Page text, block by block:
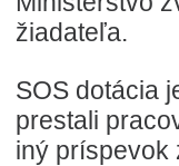
žiadateľa.
SOS dotácia
prestali
iný príspevok